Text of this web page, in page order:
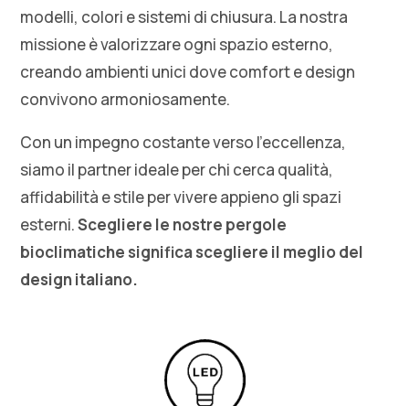
modelli, colori e sistemi di chiusura. La nostra
missione è valorizzare ogni spazio esterno,
creando ambienti unici dove comfort e design
convivono armoniosamente.
Con un impegno costante verso l’eccellenza,
siamo il partner ideale per chi cerca qualità,
affidabilità e stile per vivere appieno gli spazi
esterni.Scegliere le nostre pergole
bioclimatiche significa scegliere il meglio del
design italiano.